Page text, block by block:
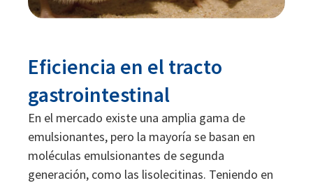
Eficiencia en el tracto
gastrointestinal
En el mercado existe una amplia gama de
emulsionantes, pero la mayoría se basan en
moléculas emulsionantes de segunda
generación, como las lisolecitinas. Teniendo en